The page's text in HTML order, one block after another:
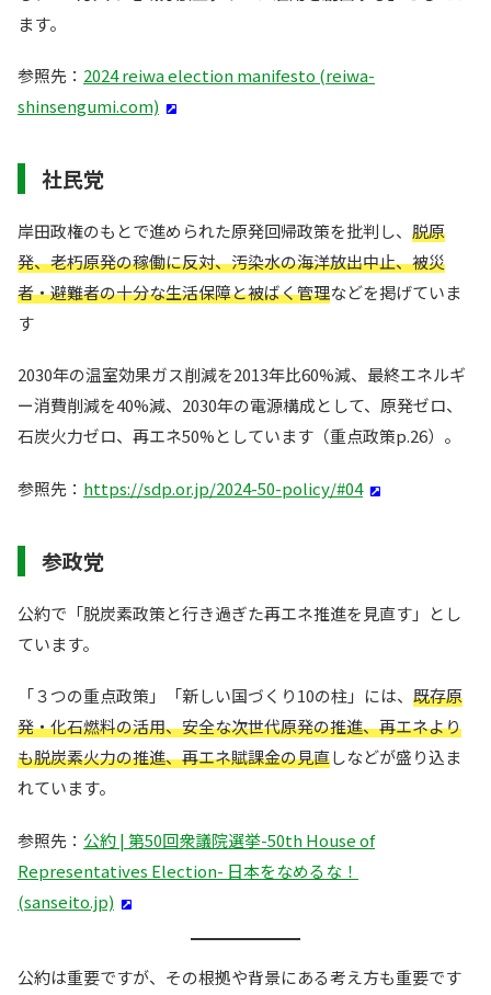
ます。
参照先： 2024 reiwa election manifesto (reiwa-
shinsengumi.com)
社民党
岸田政権のもとで進められた原発回帰政策を批判し、 脱原
発、老朽原発の稼働に反対、汚染水の海洋放出中止、被災
者・避難者の十分な生活保障と被ばく管理などを掲げていま
す
2030年の温室効果ガス削減を2013年比60%減、最終エネルギ
ー消費削減を40%減、2030年の電源構成として、原発ゼロ、
石炭火力ゼロ、再エネ50%としています（重点政策p.26）。
参照先： https://sdp.or.jp/2024-50-policy/#04
参政党
公約で「脱炭素政策と行き過ぎた再エネ推進を見直す」とし
ています。
「３つの重点政策」「新しい国づくり10の柱」には、 既存原
発・化石燃料の活用、安全な次世代原発の推進、再エネより
も脱炭素火力の推進、再エネ賦課金の見直しなどが盛り込ま
れています。
参照先： 公約 | 第50回衆議院選挙-50th House of
Representatives Election- 日本をなめるな！
(sanseito.jp)
公約は重要ですが、その根拠や背景にある考え方も重要です